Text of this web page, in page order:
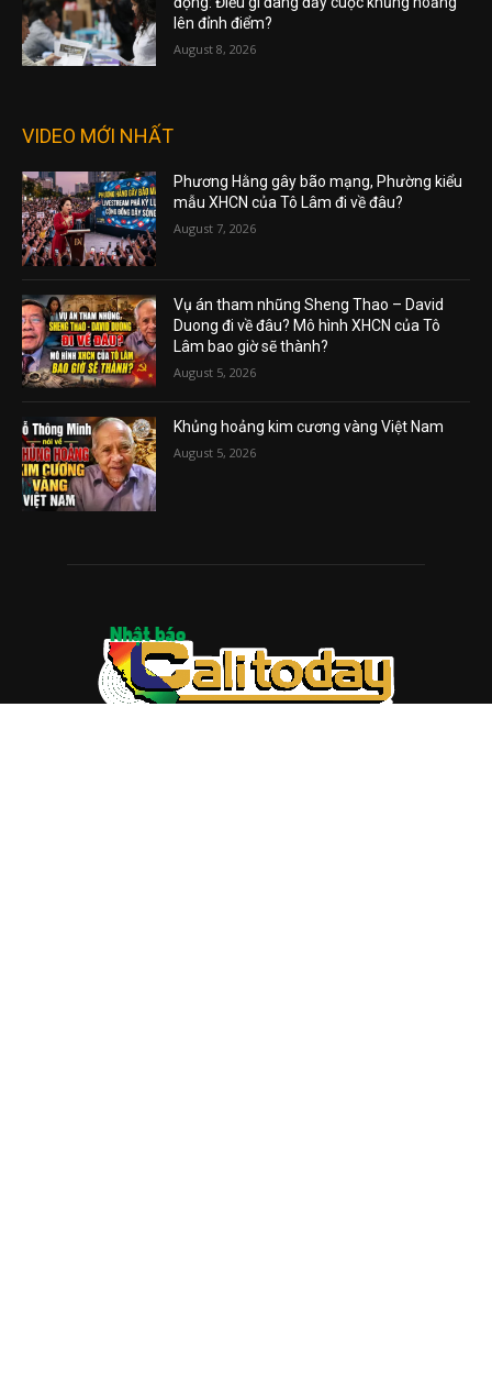
lên đỉnh điểm?
August 8, 2026
VIDEO MỚI NHẤT
Phương Hằng gây bão mạng, Phường kiểu
mẫu XHCN của Tô Lâm đi về đâu?
August 7, 2026
Vụ án tham nhũng Sheng Thao – David
Duong đi về đâu? Mô hình XHCN của Tô
Lâm bao giờ sẽ thành?
August 5, 2026
Khủng hoảng kim cương vàng Việt Nam
August 5, 2026